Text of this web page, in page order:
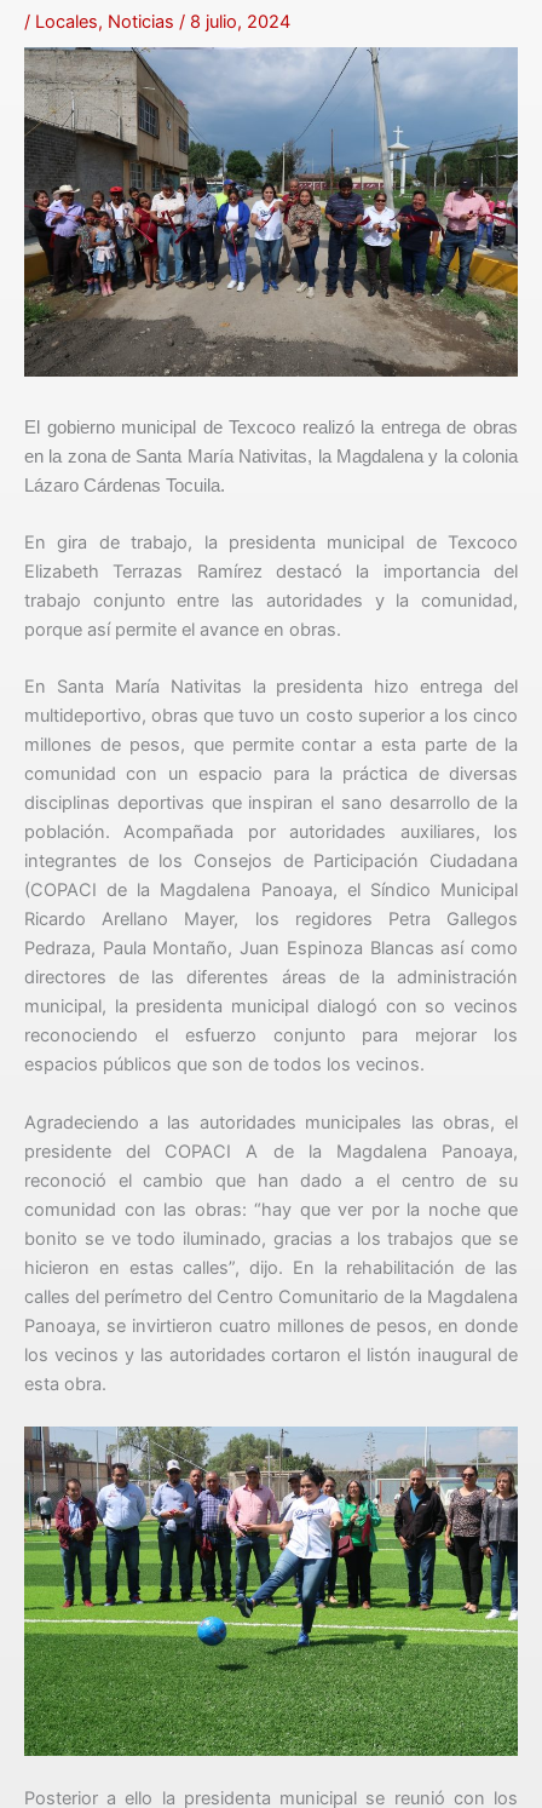
/ Locales, Noticias / 8 julio, 2024
El gobierno municipal de Texcoco realizó la entrega de obras
en la zona de Santa María Nativitas, la Magdalena y la colonia
Lázaro Cárdenas Tocuila.
En gira de trabajo, la presidenta municipal de Texcoco
Elizabeth Terrazas Ramírez destacó la importancia del
trabajo conjunto entre las autoridades y la comunidad,
porque así permite el avance en obras.
En Santa María Nativitas la presidenta hizo entrega del
multideportivo, obras que tuvo un costo superior a los cinco
millones de pesos, que permite contar a esta parte de la
comunidad con un espacio para la práctica de diversas
disciplinas deportivas que inspiran el sano desarrollo de la
población. Acompañada por autoridades auxiliares, los
integrantes de los Consejos de Participación Ciudadana
(COPACI de la Magdalena Panoaya, el Síndico Municipal
Ricardo Arellano Mayer, los regidores Petra Gallegos
Pedraza, Paula Montaño, Juan Espinoza Blancas así como
directores de las diferentes áreas de la administración
municipal, la presidenta municipal dialogó con so vecinos
reconociendo el esfuerzo conjunto para mejorar los
espacios públicos que son de todos los vecinos.
Agradeciendo a las autoridades municipales las obras, el
presidente del COPACI A de la Magdalena Panoaya,
reconoció el cambio que han dado a el centro de su
comunidad con las obras: “hay que ver por la noche que
bonito se ve todo iluminado, gracias a los trabajos que se
hicieron en estas calles”, dijo. En la rehabilitación de las
calles del perímetro del Centro Comunitario de la Magdalena
Panoaya, se invirtieron cuatro millones de pesos, en donde
los vecinos y las autoridades cortaron el listón inaugural de
esta obra.
Posterior a ello la presidenta municipal se reunió con los